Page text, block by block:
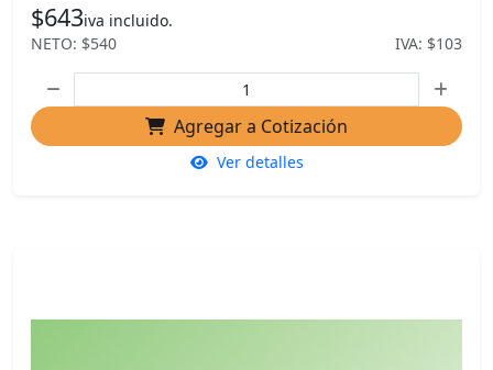
$643iva incluido.
NETO: $540
IVA: $103
Agregar a Cotización
Ver detalles